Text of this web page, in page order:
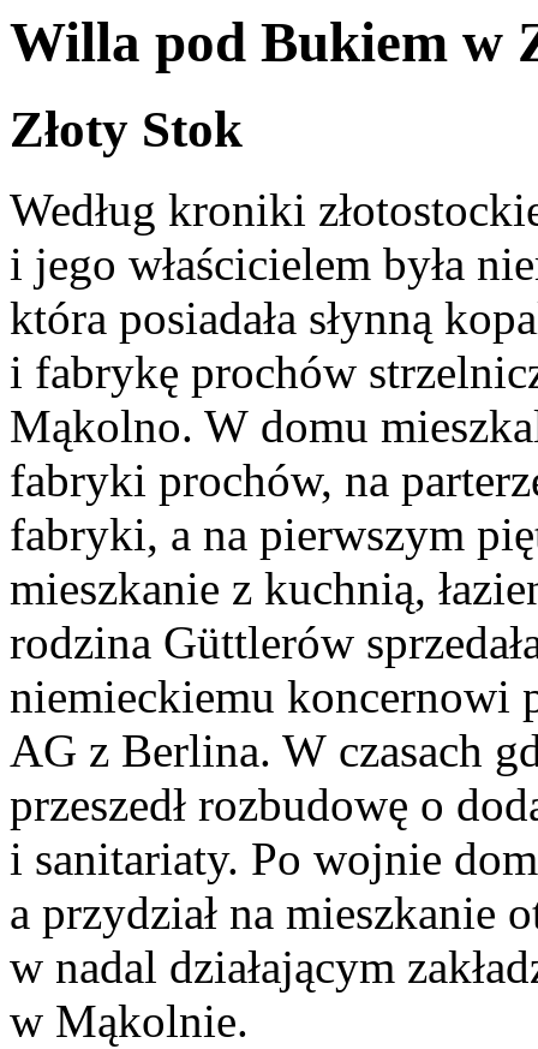
Willa pod Bukiem w
Złoty Stok
Według kroniki
i jego właścicielem była
która posiadała słynną
i fabrykę prochów
Mąkolno. W domu
fabryki prochów, na
fabryki, a na pierwszym
mieszkanie z kuchnią,
rodzina Güttlerów
niemieckiemu koncernowi
AG z Berlina. W czasach
przeszedł rozbudowę o
i sanitariaty. Po wojnie
a przydział na mieszkanie
w nadal działającym
w Mąkolnie.